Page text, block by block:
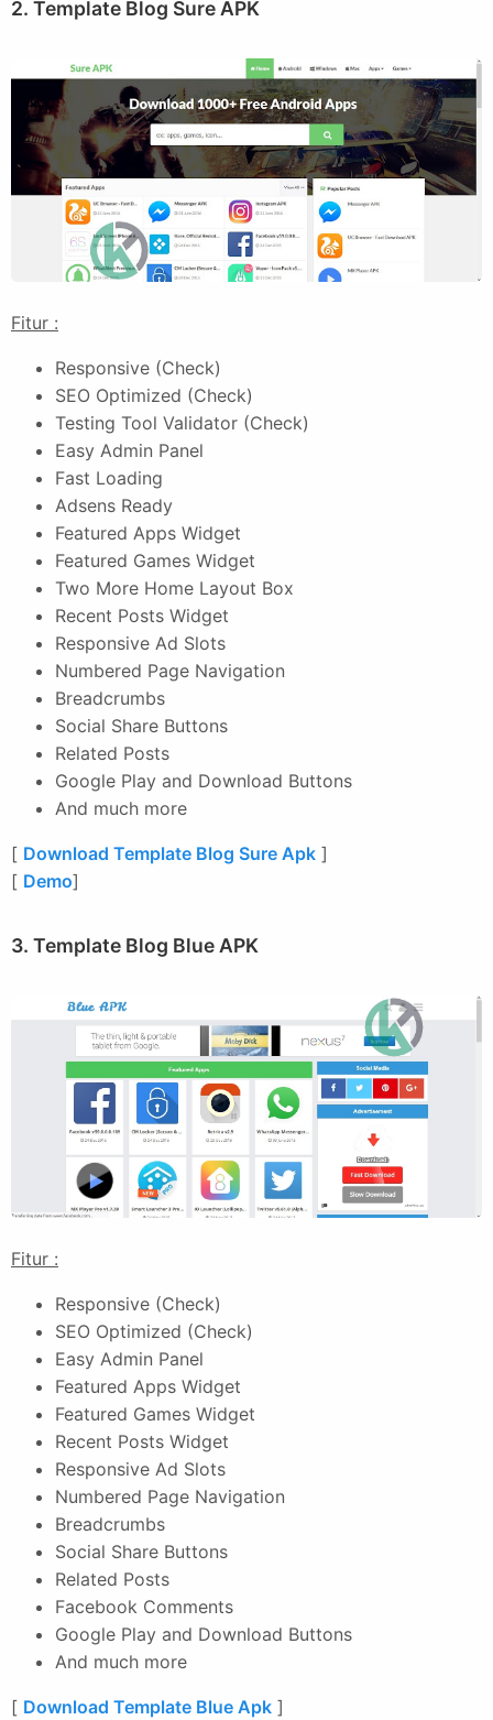
2. Template Blog Sure APK
Fitur :
Responsive (Check)
SEO Optimized (Check)
Testing Tool Validator (Check)
Easy Admin Panel
Fast Loading
Adsens Ready
Featured Apps Widget
Featured Games Widget
Two More Home Layout Box
Recent Posts Widget
Responsive Ad Slots
Numbered Page Navigation
Breadcrumbs
Social Share Buttons
Related Posts
Google Play and Download Buttons
And much more
[ Download Template Blog Sure Apk ]
[ Demo]
3. Template Blog Blue APK
Fitur :
Responsive (Check)
SEO Optimized (Check)
Easy Admin Panel
Featured Apps Widget
Featured Games Widget
Recent Posts Widget
Responsive Ad Slots
Numbered Page Navigation
Breadcrumbs
Social Share Buttons
Related Posts
Facebook Comments
Google Play and Download Buttons
And much more
[ Download Template Blue Apk ]